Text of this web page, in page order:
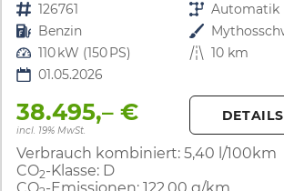
Fahrzeugnr. 126761 Getriebe Automatik
Kraftstoff Benzin Außenfarbe
Leistung 110 kW (150 PS) Kilometerstand 10 km
01.05.2026
38.495,– €
incl. 19% MwSt.
DETAILS
Verbrauch kombiniert: 5,40 l/100km
CO2-Klasse: D